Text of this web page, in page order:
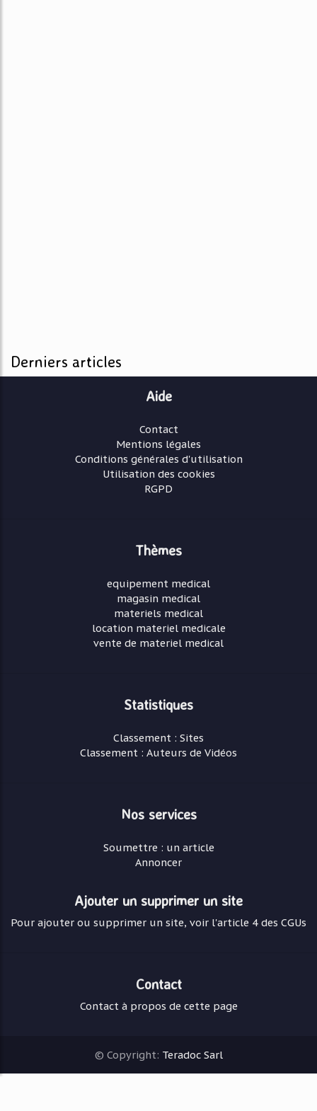
Derniers articles
Aide
Contact
Mentions légales
Conditions générales d'utilisation
Utilisation des cookies
RGPD
Thèmes
equipement medical
magasin medical
materiels medical
location materiel medicale
vente de materiel medical
Statistiques
Classement : Sites
Classement : Auteurs de Vidéos
Nos services
Soumettre : un article
Annoncer
Ajouter un supprimer un site
Pour ajouter ou supprimer un site, voir l'article 4 des CGUs
Contact
Contact à propos de cette page
© Copyright: Teradoc Sarl